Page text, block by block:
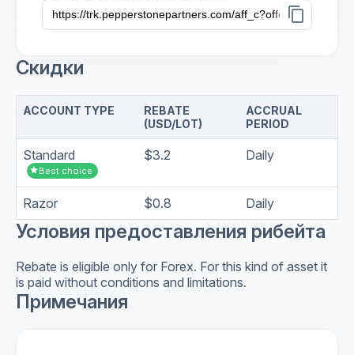
content_copy
Скидки
ACCOUNT TYPE
REBATE
(USD/LOT)
ACCRUAL
PERIOD
Standard
starBest choice
$3.2 Daily
Razor $0.8 Daily
Условия предоставления рибейта
Rebate is eligible only for Forex. For this kind of asset it
is paid without conditions and limitations.
Примечания